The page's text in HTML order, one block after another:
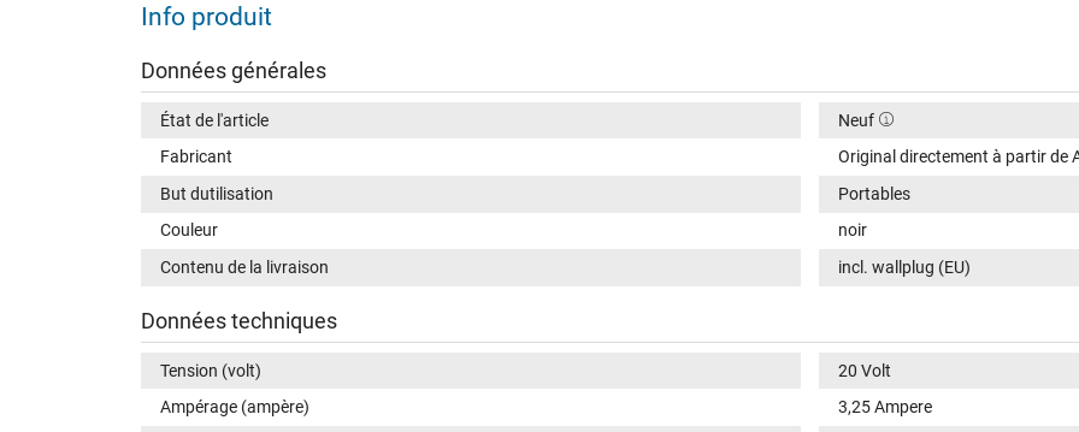
Info produit
Données générales
État de l'article
Neuf
Fabricant
Original directement à partir de
But dutilisation
Portables
Couleur
noir
Contenu de la livraison
incl. wallplug (EU)
Données techniques
Tension (volt)
20 Volt
Ampérage (ampère)
3,25 Ampere